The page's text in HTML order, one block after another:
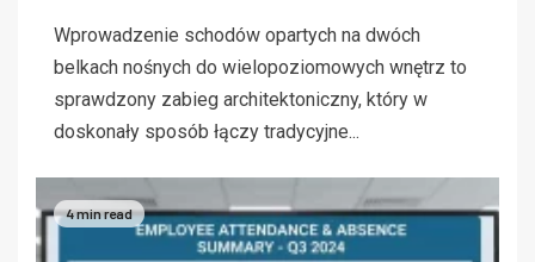
Wprowadzenie schodów opartych na dwóch
belkach nośnych do wielopoziomowych wnętrz to
sprawdzony zabieg architektoniczny, który w
doskonały sposób łączy tradycyjne...
4 min read